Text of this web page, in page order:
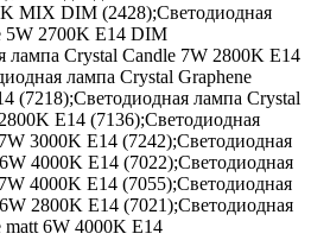
MIX DIM (2428);Светодиодная
5W 2700K E14 DIM
лампа Crystal Candle 7W 2800K E14
лампа Crystal Graphene
(7218);Светодиодная лампа Crystal
E14 (7136);Светодиодная
3000K E14 (7242);Светодиодная
4000K E14 (7022);Светодиодная
4000K E14 (7055);Светодиодная
2800K E14 (7021);Светодиодная
matt 6W 4000K E14